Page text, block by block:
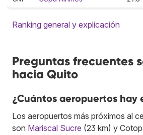
Ranking general y explicación
Preguntas frecuentes
hacia Quito
¿Cuántos aeropuertos hay
Los aeropuertos más próximos al
son Mariscal Sucre (23 km) y